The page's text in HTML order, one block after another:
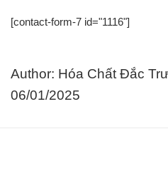
[contact-form-7 id="1116"]
Author: Hóa Chất Đắc
06/01/2025